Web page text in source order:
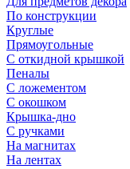
По конструкции
Круглые
Прямоугольные
С откидной крышкой
Пеналы
С ложементом
С окошком
Крышка-дно
С ручками
На магнитах
На лентах